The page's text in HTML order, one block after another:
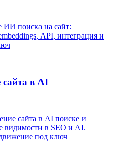
ИИ поиска на сайт:
API, интеграция и
в AI
сайта в AI поиске и
видимости в SEO и AI.
под ключ